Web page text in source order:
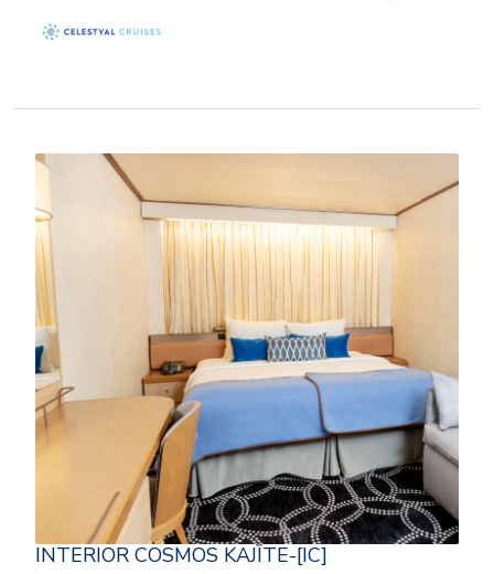
INTERIOR COSMOS KAJĪTE-[IC]